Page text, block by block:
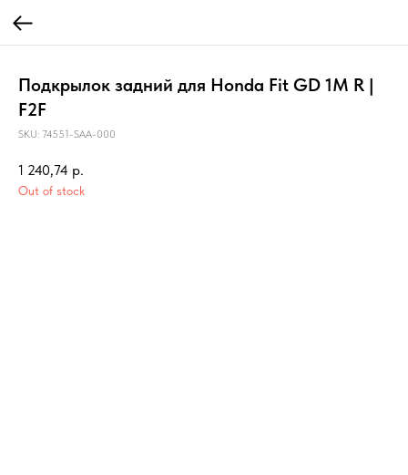
Подкрылок задний для Honda Fit GD 1M R |
F2F
SKU: 74551-SAA-000
1 240,74 р.
Out of stock